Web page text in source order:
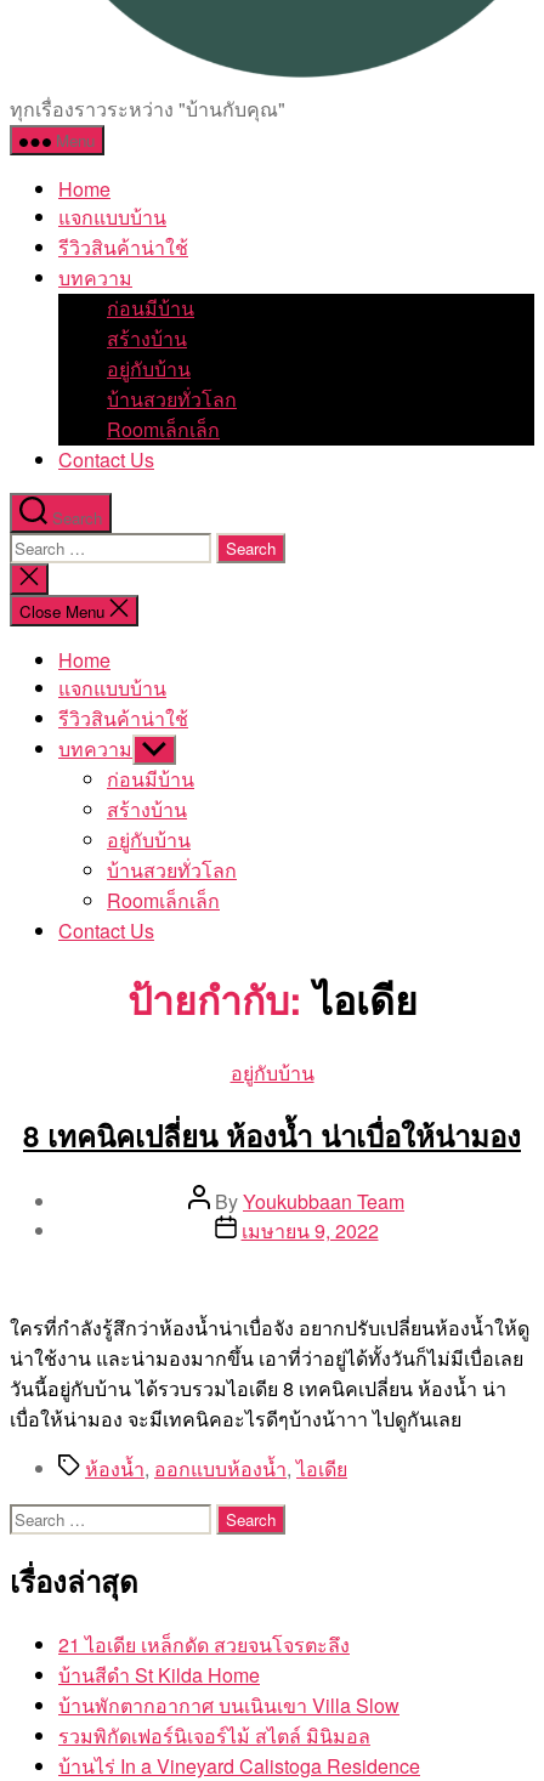
อยู่
กับ
ทุกเรื่องราวระหว่าง "บ้านกับคุณ"
Menu
Home
แจกแบบบ้าน
รีวิวสินค้าน่าใช้
บทความ
ก่อนมีบ้าน
สร้างบ้าน
อยู่กับบ้าน
บ้านสวยทั่วโลก
Roomเล็กเล็ก
Contact Us
Search
Search
for:
Close
search
Close Menu
Home
แจกแบบบ้าน
รีวิวสินค้าน่าใช้
บทความ Show
sub
menu
ก่อนมีบ้าน
สร้างบ้าน
อยู่กับบ้าน
บ้านสวยทั่วโลก
Roomเล็กเล็ก
Contact Us
ป้ายกำกับ: ไอเดีย
Categories
อยู่กับบ้าน
8 เทคนิคเปลี่ยน ห้องน้ำ น่าเบื่อให้น่ามอง
Post
author
ByYoukubbaan Team
Postเมษายน 9, 2022
ใครที่กำลังรู้สึกว่าห้องน้ำน่าเบื่อจัง อยากปรับเปลี่ยนห้องน้ำให้ดู
น่าใช้งาน และน่ามองมากขึ้น เอาที่ว่าอยู่ได้ทั้งวันก็ไม่มีเบื่อเลย
วันนี้อยู่กับบ้าน ได้รวบรวมไอเดีย 8 เทคนิคเปลี่ยน ห้องน้ำ น่า
เบื่อให้น่ามอง จะมีเทคนิคอะไรดีๆบ้างน้าาา ไปดูกันเลย
Tagsห้องน้ำ, ออกแบบห้องน้ำ,ไอเดีย
Search
เรื่องล่าสุด
21 ไอเดีย เหล็กดัด สวยจนโจรตะลึง
บ้านสีดำ St Kilda Home
บ้านพักตากอากาศ บนเนินเขา Villa Slow
รวมพิกัดเฟอร์นิเจอร์ไม้ สไตล์ มินิมอล
บ้านไร่ In a Vineyard Calistoga Residence